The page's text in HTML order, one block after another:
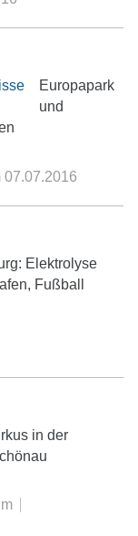
Europapark
und
07.07.2016
Elektrolyse
Fußball
in der